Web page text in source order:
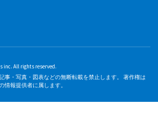
inc. All rights reserved.
事・写真・図表などの無断転載を禁止します。 著作権は
情報提供者に属します。